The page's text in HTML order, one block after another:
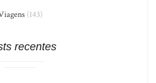
(143)
recentes